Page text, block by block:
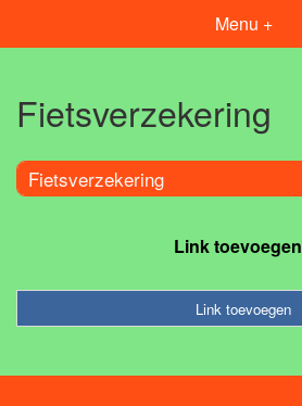
Menu +
Fietsverzekering
Fietsverzekering
Link toevoegen
Link toevoegen